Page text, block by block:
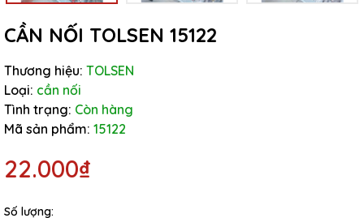
CẦN NỐI TOLSEN 15122
Thương hiệu: TOLSEN
Loại: cần nối
Tình trạng: Còn hàng
Mã sản phẩm: 15122
22.000₫
Số lượng: